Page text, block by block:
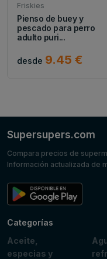
Friskies
Pienso de buey y
pescado para perro
adulto puri...
desde 9.45 €
Supersupers.com
Compara precios de
Información actualizada de
Categorías
Aceite,
especias y